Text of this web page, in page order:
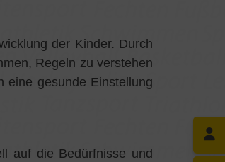
der Kinder. Durch
Regeln zu verstehen
eine gesunde Einstellung
auf die Bedürfnisse und